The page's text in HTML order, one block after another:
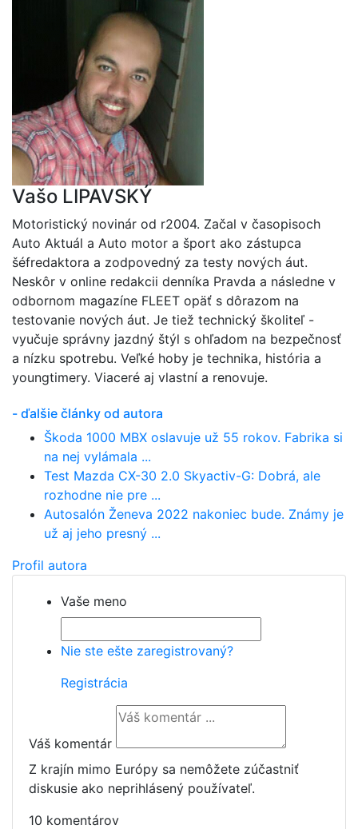
Vašo LIPAVSKÝ
Motoristický novinár od r2004. Začal v časopisoch
Auto Aktuál a Auto motor a šport ako zástupca
šéfredaktora a zodpovedný za testy nových áut.
Neskôr v online redakcii denníka Pravda a následne v
odbornom magazíne FLEET opäť s dôrazom na
testovanie nových áut. Je tiež technický školiteľ -
vyučuje správny jazdný štýl s ohľadom na bezpečnosť
a nízku spotrebu. Veľké hoby je technika, história a
youngtimery. Viaceré aj vlastní a renovuje.
- ďalšie články od autora
Škoda 1000 MBX oslavuje už 55 rokov. Fabrika si
na nej vylámala ...
Test Mazda CX-30 2.0 Skyactiv-G: Dobrá, ale
rozhodne nie pre ...
Autosalón Ženeva 2022 nakoniec bude. Známy je
už aj jeho presný ...
Profil autora
Vaše meno
Nie ste ešte zaregistrovaný?
Registrácia
Váš komentár
Z krajín mimo Európy sa nemôžete zúčastniť
diskusie ako neprihlásený používateľ.
10 komentárov